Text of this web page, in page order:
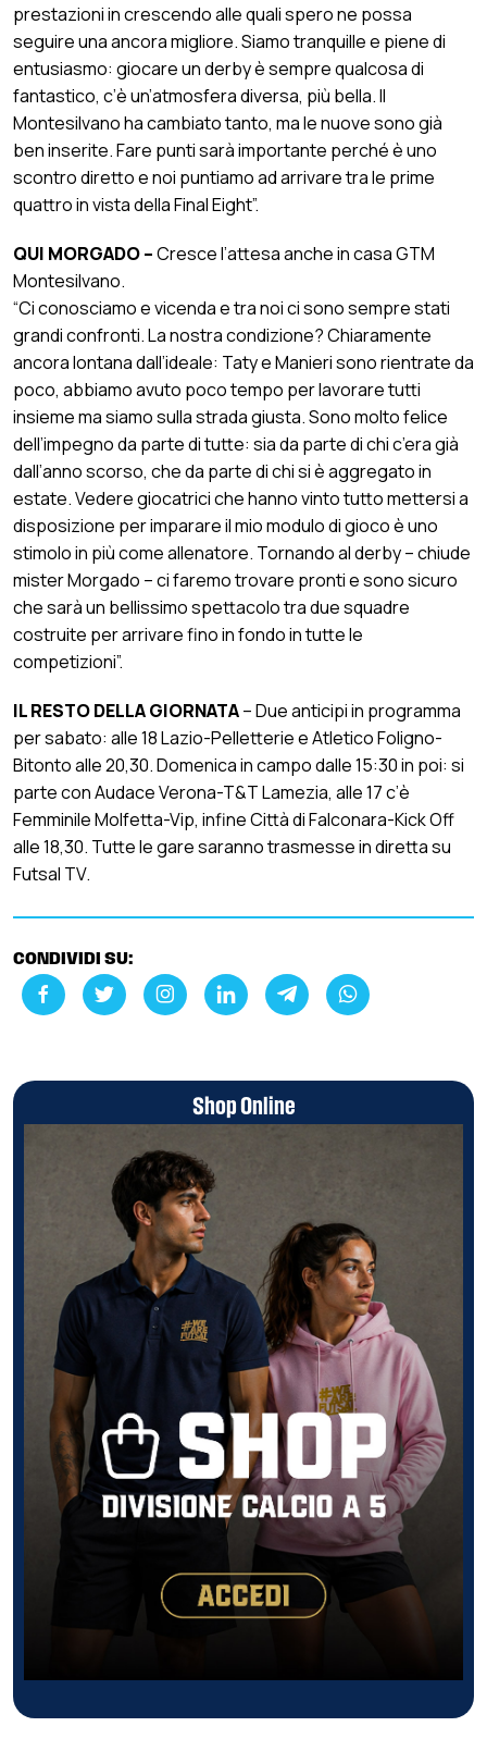
prestazioni in crescendo alle quali spero ne possa
seguire una ancora migliore. Siamo tranquille e piene di
entusiasmo: giocare un derby è sempre qualcosa di
fantastico, c’è un’atmosfera diversa, più bella. Il
Montesilvano ha cambiato tanto, ma le nuove sono già
ben inserite. Fare punti sarà importante perché è uno
scontro diretto e noi puntiamo ad arrivare tra le prime
quattro in vista della Final Eight”.
QUI MORGADO –Crescel’attesa anche in casa GTM
Montesilvano.
“Ci conosciamo e vicenda e tra noi ci sono sempre stati
grandi confronti. La nostra condizione? Chiaramente
ancora lontana dall’ideale: Taty e Manieri sono rientrate da
poco, abbiamo avuto poco tempo per lavorare tutti
insieme ma siamo sulla strada giusta. Sono molto felice
dell’impegno da parte di tutte: sia da parte di chi c’era già
dall’anno scorso, che da parte di chi si è aggregato in
estate. Vedere giocatrici che hanno vinto tutto mettersi a
disposizione per imparare il mio modulo di gioco è uno
stimolo in più come allenatore. Tornando al derby – chiude
mister Morgado – ci faremo trovare pronti e sono sicuro
che sarà un bellissimo spettacolo tra due squadre
costruite per arrivare fino in fondo in tutte le
competizioni”.
IL RESTO DELLA GIORNATA– Due anticipi in programma
per sabato: alle 18 Lazio-Pelletterie e Atletico Foligno-
Bitonto alle 20,30. Domenica in campo dalle 15:30 in poi: si
parte con Audace Verona-T&T Lamezia, alle 17 c’è
Femminile Molfetta-Vip, infine Città di Falconara-Kick Off
alle 18,30. Tutte le gare saranno trasmesse in diretta su
Futsal TV.
CONDIVIDI SU:
Shop Online